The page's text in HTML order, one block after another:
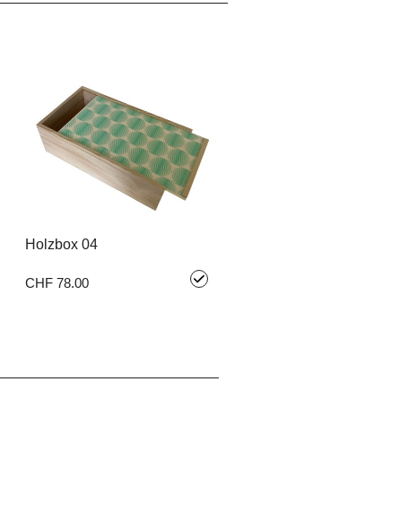
Holzbox 04
CHF 78.00